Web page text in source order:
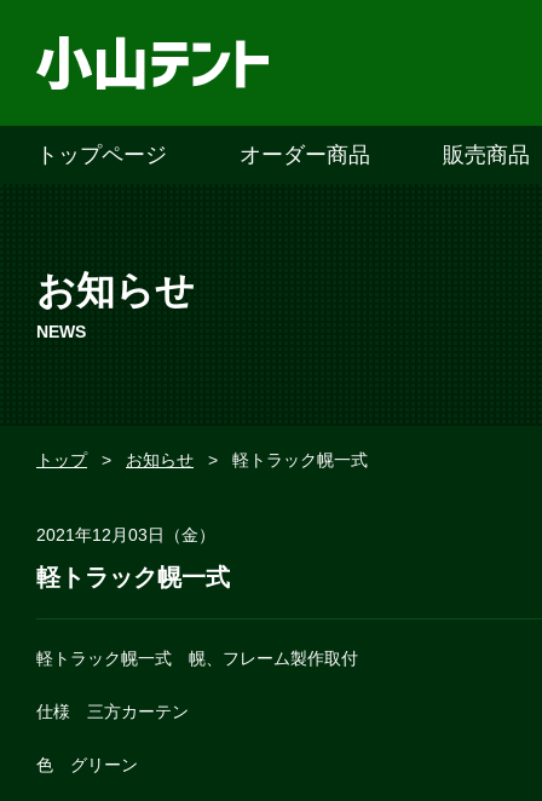
トップページ オーダー商品 販売商品
お知らせ
NEWS
トップ > お知らせ > 軽トラック幌一式
2021年12月03日（金）
軽トラック幌一式
軽トラック幌一式 幌、フレーム製作取付
仕様 三方カーテン
色 グリーン